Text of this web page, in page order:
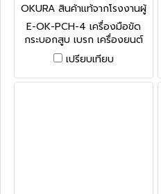
OKURA สินค้าแท้จากโรงงานผู้
ผลิต E-OK-PCH-4
E-OK-PCH-4 เครื่องมือขัด
กระบอกสูบ เบรก เครื่องยนต์
ปั๊มลม 4" OKURA
เปรียบเทียบ